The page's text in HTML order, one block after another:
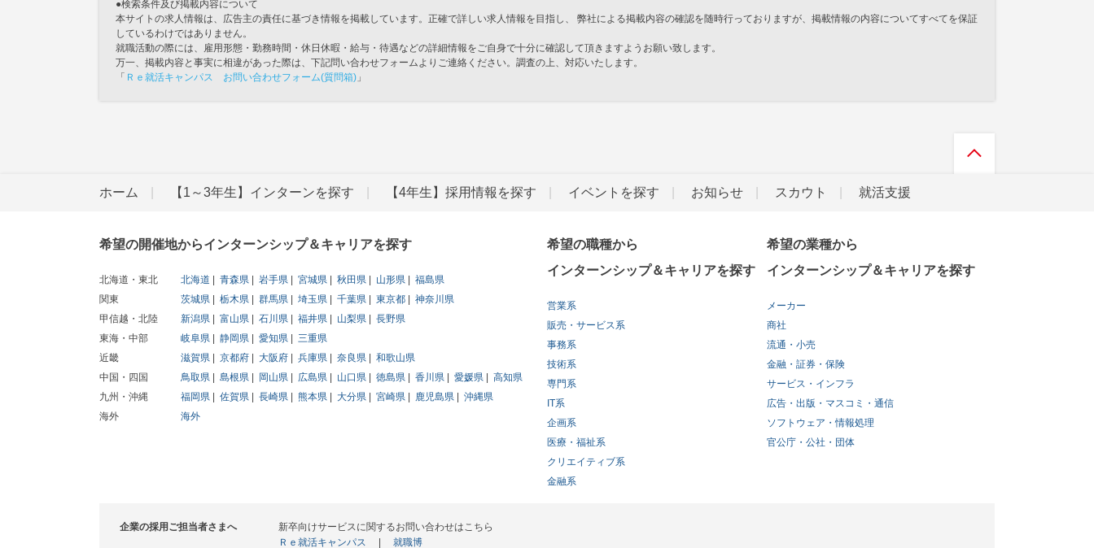
●検索条件及び掲載内容について
本サイトの求人情報は、広告主の責任に基づき情報を掲載しています。正確で詳しい求人情報を目指し、 弊社による掲載内容の確認を随時行っておりますが、掲載情報の内容についてすべてを保証
しているわけではありません。
就職活動の際には、雇用形態・勤務時間・休日休暇・給与・待遇などの詳細情報をご自身で十分に確認して頂きますようお願い致します。
万一、掲載内容と事実に相違があった際は、下記問い合わせフォームよりご連絡ください。調査の上、対応いたします。
「 Ｒｅ就活キャンパス お問い合わせフォーム(質問箱) 」
ホーム 【1～3年生】インターンを探す 【4年生】採用情報を探す イベントを探す お知らせ スカウト 就活支援
希望の開催地からインターンシップ＆キャリアを探す
北海道・東北 北海道 青森県 岩手県 宮城県 秋田県 山形県
福島県
関東
茨城県 栃木県 群馬県 埼玉県 千葉県 東京都
神奈川県
甲信越・北陸
新潟県 富山県 石川県 福井県 山梨県
長野県
東海・中部
岐阜県 静岡県 愛知県
三重県
近畿
滋賀県 京都府 大阪府 兵庫県 奈良県
和歌山県
中国・四国
鳥取県 島根県 岡山県 広島県 山口県 徳島県 香川県 愛媛県
高知県
九州・沖縄
福岡県 佐賀県 長崎県 熊本県 大分県 宮崎県 鹿児島県
沖縄県
海外
海外
希望の職種から
インターンシップ＆キャリアを探す
営業系
販売・サービス系
事務系
技術系
専門系
IT系
企画系
医療・福祉系
クリエイティブ系
金融系
希望の業種から
インターンシップ＆キャリアを探す
メーカー
商社
流通・小売
金融・証券・保険
サービス・インフラ
広告・出版・マスコミ・通信
ソフトウェア・情報処理
官公庁・公社・団体
企業の採用ご担当者さまへ
新卒向けサービスに関するお問い合わせはこちら
Ｒｅ就活キャンパス
就職博